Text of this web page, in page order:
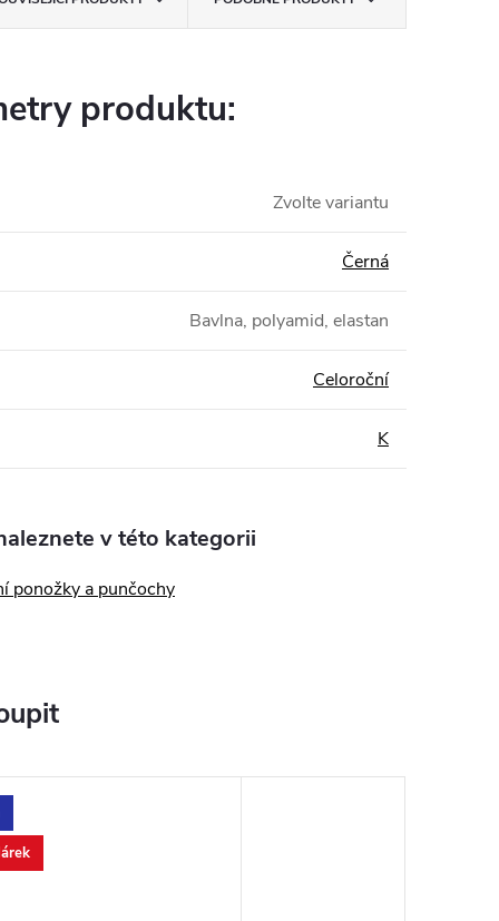
produktu:
Zvolte variantu
Černá
Bavlna, polyamid, elastan
Celoroční
K
v této kategorii
ponožky a punčochy